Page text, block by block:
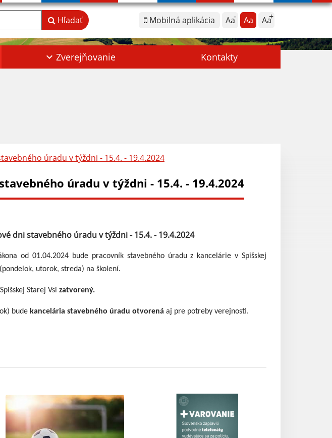
Mobilná aplikácia Aa Aa Aa
Hľadať
Zverejňovanie Kontakty
úradu v týždni - 15.4. - 19.4.2024
úradu v týždni - 15.4. - 19.4.2024
dni stavebného úradu v týždni - 15.4. - 19.4.2024
od 01.04.2024 bude pracovník stavebného úradu z kancelárie v Spišskej
(pondelok, utorok, streda) na školení.
Starej Vsi zatvorený.
bude kancelária stavebného úradu otvorená aj pre potreby verejnosti.